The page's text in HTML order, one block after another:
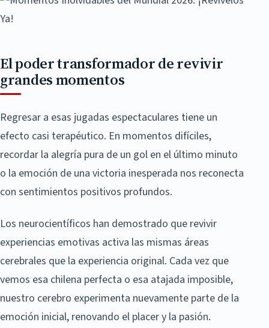
El poder transformador de revivir
grandes momentos
Regresar a esas jugadas espectaculares tiene un
efecto casi terapéutico. En momentos difíciles,
recordar la alegría pura de un gol en el último minuto
o la emoción de una victoria inesperada nos reconecta
con sentimientos positivos profundos.
Los neurocientíficos han demostrado que revivir
experiencias emotivas activa las mismas áreas
cerebrales que la experiencia original. Cada vez que
vemos esa chilena perfecta o esa atajada imposible,
nuestro cerebro experimenta nuevamente parte de la
emoción inicial, renovando el placer y la pasión.